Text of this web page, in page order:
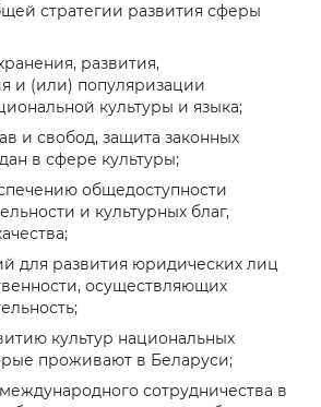
стратегии развития сферы
развития,
и (или) популяризации
культуры и языка;
и свобод, защита законных
в сфере культуры;
общедоступности
и культурных благ,
для развития юридических лиц
осуществляющих
культур национальных
проживают в Беларуси;
сотрудничества в